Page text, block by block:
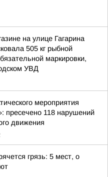
на улице Гагарина
505 кг рыбной
маркировки,
УВД
мероприятия
пресечено 118 нарушений
движения
грязь: 5 мест, о